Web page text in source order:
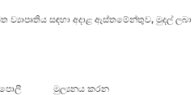
ව්‍යාපෘතිය සඳහා අදාළ ඇස්තමේන්තුව,
පොලී
මුල්‍යනය කරන